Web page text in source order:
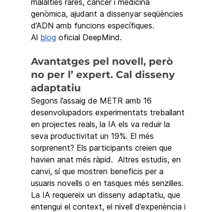
genòmica, ajudant a dissenyar seqüències
d’ADN amb funcions específiques.
Al blog oficial DeepMind.
Avantatges pel novell, però
no per l’ expert. Cal disseny
adaptatiu
Segons l’assaig de METR amb 16
desenvolupadors experimentats treballant
en projectes reals, la IA els va reduir la
seva productivitat un 19%. El més
sorprenent? Els participants creien que
havien anat més ràpid.  Altres estudis, en
canvi, sí que mostren beneficis per a
usuaris novells o en tasques més senzilles.
La IA requereix un disseny adaptatiu, que
entengui el context, el nivell d’experiència i